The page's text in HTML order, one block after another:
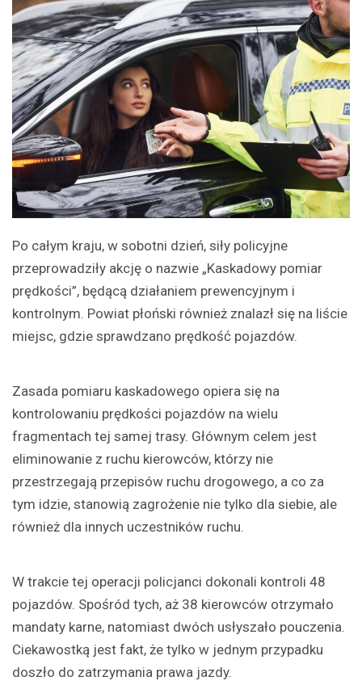
Po całym kraju, w sobotni dzień, siły policyjne
przeprowadziły akcję o nazwie „Kaskadowy pomiar
prędkości”, będącą działaniem prewencyjnym i
kontrolnym. Powiat płoński również znalazł się na liście
miejsc, gdzie sprawdzano prędkość pojazdów.
Zasada pomiaru kaskadowego opiera się na
kontrolowaniu prędkości pojazdów na wielu
fragmentach tej samej trasy. Głównym celem jest
eliminowanie z ruchu kierowców, którzy nie
przestrzegają przepisów ruchu drogowego, a co za
tym idzie, stanowią zagrożenie nie tylko dla siebie, ale
również dla innych uczestników ruchu.
W trakcie tej operacji policjanci dokonali kontroli 48
pojazdów. Spośród tych, aż 38 kierowców otrzymało
mandaty karne, natomiast dwóch usłyszało pouczenia.
Ciekawostką jest fakt, że tylko w jednym przypadku
doszło do zatrzymania prawa jazdy.